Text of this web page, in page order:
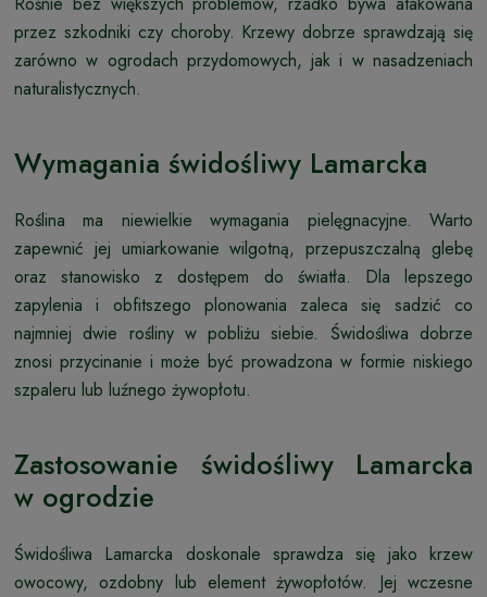
przez szkodniki czy choroby. Krzewy dobrze sprawdzają się
zarówno w ogrodach przydomowych, jak i w nasadzeniach
naturalistycznych.
Wymagania świdośliwy Lamarcka
Roślina ma niewielkie wymagania pielęgnacyjne. Warto
zapewnić jej umiarkowanie wilgotną, przepuszczalną glebę
oraz stanowisko z dostępem do światła. Dla lepszego
zapylenia i obfitszego plonowania zaleca się sadzić co
najmniej dwie rośliny w pobliżu siebie. Świdośliwa dobrze
znosi przycinanie i może być prowadzona w formie niskiego
szpaleru lub luźnego żywopłotu.
Zastosowanie świdośliwy Lamarcka
w ogrodzie
Świdośliwa Lamarcka doskonale sprawdza się jako krzew
owocowy, ozdobny lub element żywopłotów. Jej wczesne